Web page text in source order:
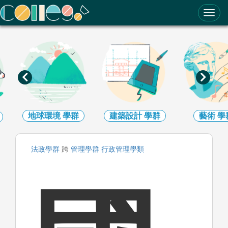
ColleGo! 大學選才與高中育才輔助系統
地球環境學群 建築設計學群 藝術 學
法政學群 跨 管理學群 行政管理學類